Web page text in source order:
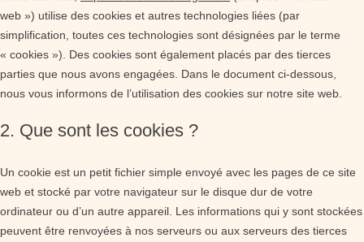
web ») utilise des cookies et autres technologies liées (par
simplification, toutes ces technologies sont désignées par le terme
« cookies »). Des cookies sont également placés par des tierces
parties que nous avons engagées. Dans le document ci-dessous,
nous vous informons de l’utilisation des cookies sur notre site web.
2. Que sont les cookies ?
Un cookie est un petit fichier simple envoyé avec les pages de ce site
web et stocké par votre navigateur sur le disque dur de votre
ordinateur ou d’un autre appareil. Les informations qui y sont stockées
peuvent être renvoyées à nos serveurs ou aux serveurs des tierces